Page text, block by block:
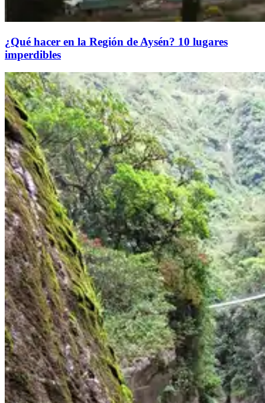
¿Qué hacer en la Región de Aysén? 10 lugares
imperdibles